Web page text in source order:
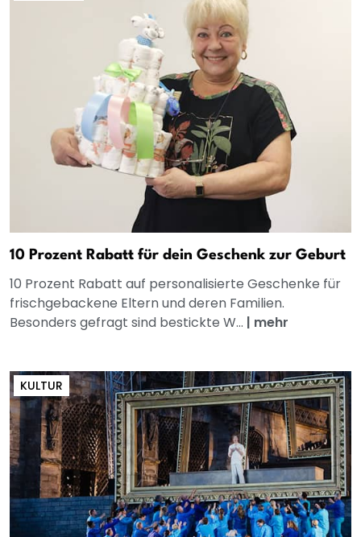
10 Prozent Rabatt für dein Geschenk zur Geburt
10 Prozent Rabatt auf personalisierte Geschenke für
frischgebackene Eltern und deren Familien.
Besonders gefragt sind bestickte W... | mehr
KULTUR